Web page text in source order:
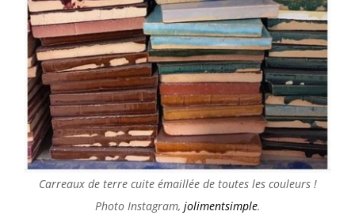
Carreaux de terre cuite émaillée de toutes les couleurs !
Photo Instagram, jolimentsimple.